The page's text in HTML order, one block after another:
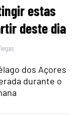
estas
deste dia
dos Açores
durante o